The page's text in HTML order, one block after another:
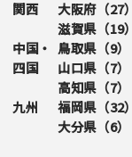
関西
大阪府（27）
滋賀県（19）
中国・
四国
鳥取県（9）
山口県（7）
高知県（7）
九州
福岡県（32）
大分県（6）